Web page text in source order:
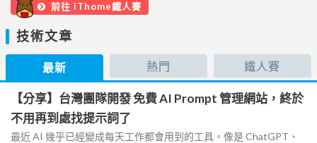
前往 iThome鐵人賽
技術文章
最新 熱門 鐵人賽
【分享】台灣團隊開發 免費 AI Prompt 管理網站，終於
不用再到處找提示詞了
最近 AI 幾乎已經變成每天工作都會用到的工具。像是 ChatGPT、